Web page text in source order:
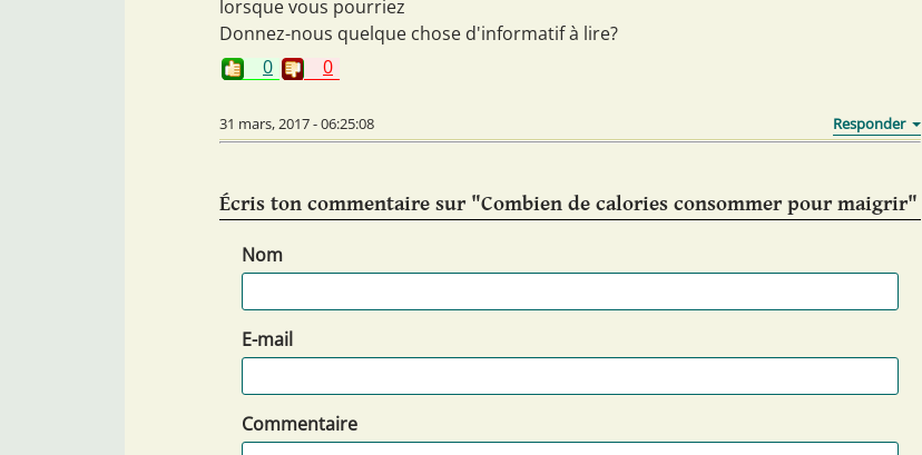
lorsque vous pourriez
Donnez-nous quelque chose d'informatif à lire?
0
0
31 mars, 2017 - 06:25:08
Écris ton commentaire sur "Combien de calories consommer pour maigrir"
Nom
E-mail
Commentaire